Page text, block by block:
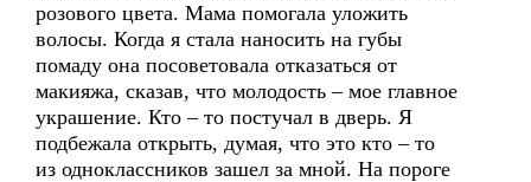
розового цвета. Мама помогала уложить
волосы. Когда я стала наносить на губы
помаду она посоветовала отказаться от
макияжа, сказав, что молодость – мое главное
украшение. Кто – то постучал в дверь. Я
подбежала открыть, думая, что это кто – то
из одноклассников зашел за мной. На пороге